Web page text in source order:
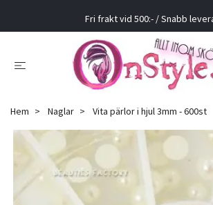
Fri frakt vid 500:- / Snabb
Hem Naglar Vita pärlor i hjul 3mm - 600st